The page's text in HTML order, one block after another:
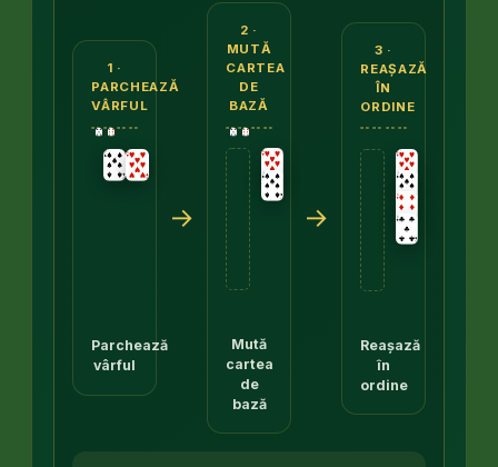
Trei panouri. Primul: o secvență din 7 de pică,
1 ·
PARCHEAZĂ
VÂRFUL
Parchează
vârful
→
2 ·
MUTĂ
CARTEA
DE
BAZĂ
Mută
cartea
de
bază
→
3 ·
REAȘAZĂ
ÎN
ORDINE
Reașază
în
ordine